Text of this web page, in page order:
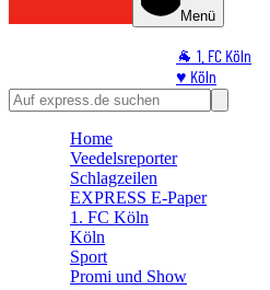
Menü
🐐 1. FC Köln
♥️ Köln
⭐ Promi
🛒 Shoppingwelt
Home
Veedelsreporter
Schlagzeilen
EXPRESS E-Paper
1. FC Köln
Köln
Sport
Promi und Show